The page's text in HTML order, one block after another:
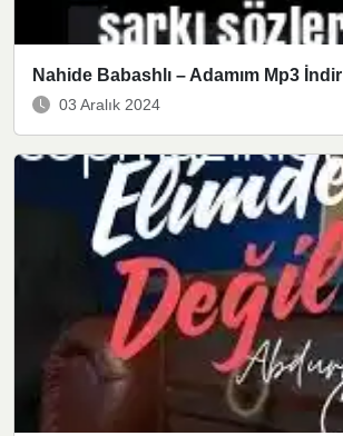
Nahide Babashlı – Adamım Mp3 İndir
03 Aralık 2024